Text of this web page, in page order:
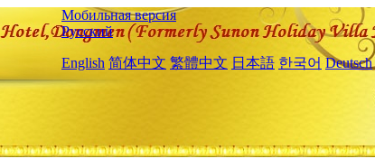
Мобильная версия
Русский
English 简体中文 繁體中文 日本語 한국어 Deutsch